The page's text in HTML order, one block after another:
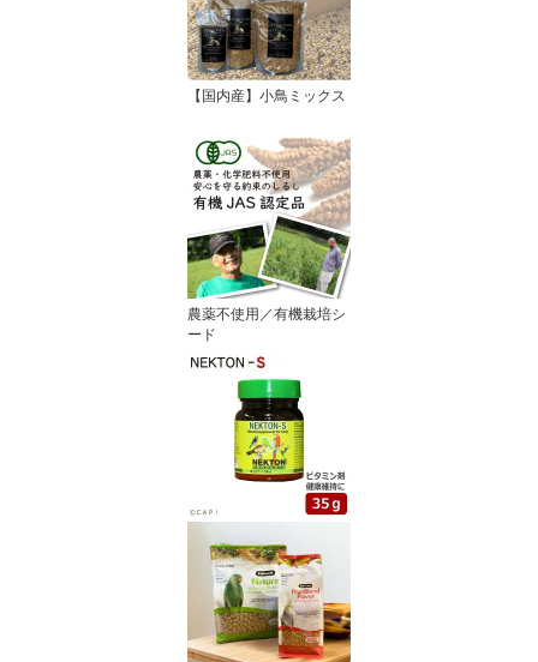
【国内産】小鳥ミックス
農薬不使用／有機栽培シ
ード